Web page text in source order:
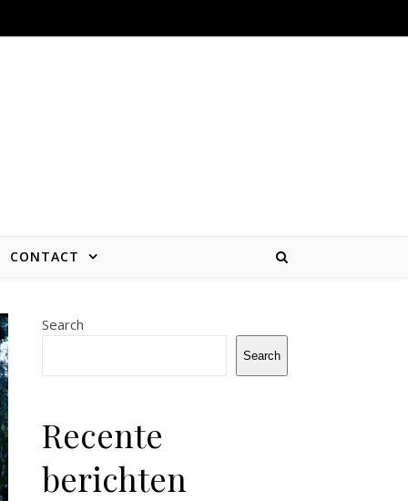
CONTACT
Search
Search
Recente
berichten